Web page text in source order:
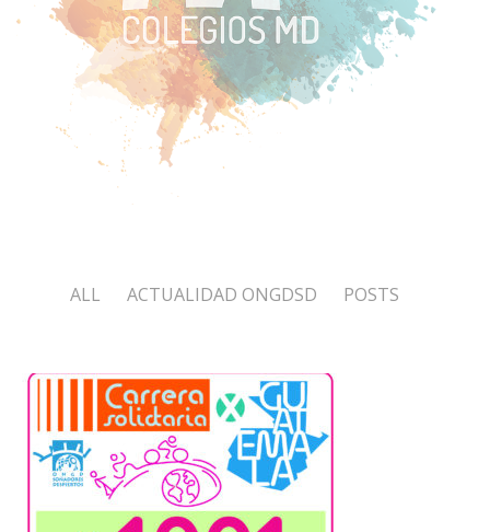
ALL ACTUALIDAD ONGDSD POSTS